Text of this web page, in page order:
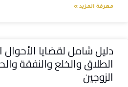
معرفة المزيد »
دليل شامل لقضايا
الطلاق والخلع والنفقة
الزوجين